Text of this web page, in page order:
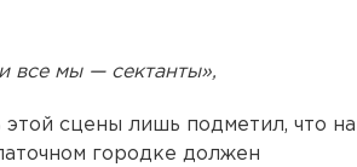
все мы — сектанты»,
этой сцены лишь подметил, что на
городке должен